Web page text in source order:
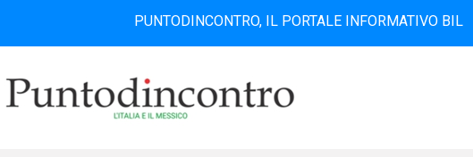
PUNTODINCONTRO, IL PORTALE INFORMATIVO BILINGUE